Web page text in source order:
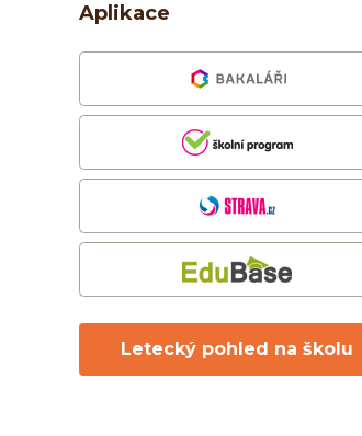
Aplikace
Letecký pohled na školu